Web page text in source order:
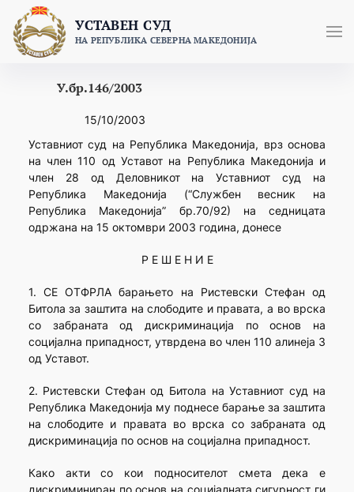
content
УСТАВЕН СУД
НА РЕПУБЛИКА СЕВЕРНА МАКЕДОНИЈА
У.бр.146/2003
15/10/2003
Уставниот суд на Република Македонија, врз основа
на член 110 од Уставот на Република Македонија и
член 28 од Деловникот на Уставниот суд на
Република Македонија (“Службен весник на
Република Македонија” бр.70/92) на седницата
одржана на 15 октомври 2003 година, донесе
Р Е Ш Е Н И Е
1. СЕ ОТФРЛА барањето на Ристевски Стефан од
Битола за заштита на слободите и правата, а во врска
со забраната од дискриминација по основ на
социјална припадност, утврдена во член 110 алинеја 3
од Уставот.
2. Ристевски Стефан од Битола на Уставниот суд на
Република Македонија му поднесе барање за заштита
на слободите и правата во врска со забраната од
дискриминација по основ на социјална припадност.
Како акти со кои подносителот смета дека е